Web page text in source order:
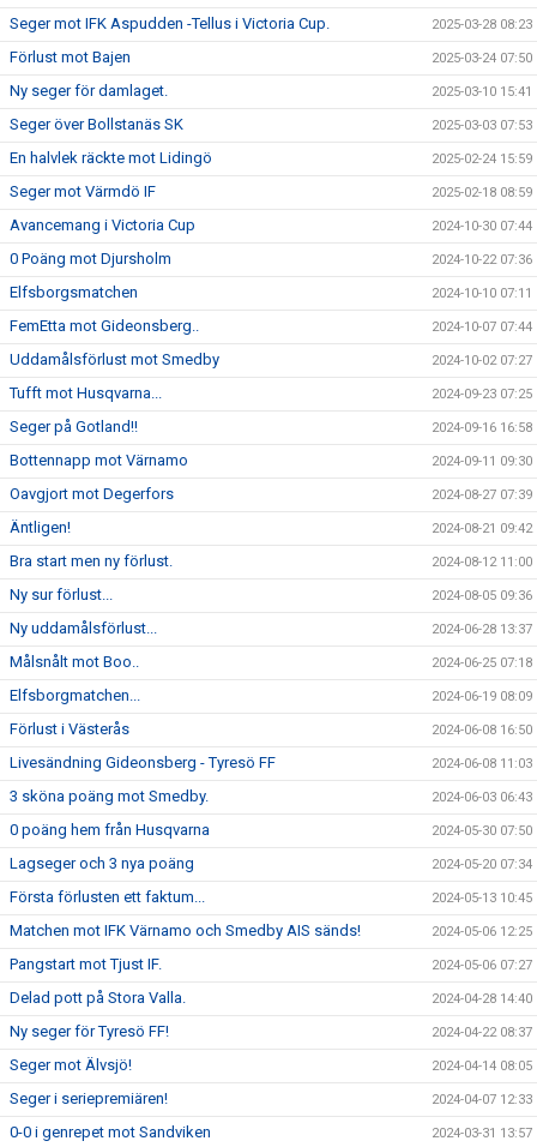
Seger mot IFK Aspudden -Tellus i Victoria Cup. 2025-03-28 08:23
Förlust mot Bajen 2025-03-24 07:50
Ny seger för damlaget. 2025-03-10 15:41
Seger över Bollstanäs SK 2025-03-03 07:53
En halvlek räckte mot Lidingö 2025-02-24 15:59
Seger mot Värmdö IF 2025-02-18 08:59
Avancemang i Victoria Cup 2024-10-30 07:44
0 Poäng mot Djursholm 2024-10-22 07:36
Elfsborgsmatchen 2024-10-10 07:11
FemEtta mot Gideonsberg.. 2024-10-07 07:44
Uddamålsförlust mot Smedby 2024-10-02 07:27
Tufft mot Husqvarna... 2024-09-23 07:25
Seger på Gotland!! 2024-09-16 16:58
Bottennapp mot Värnamo 2024-09-11 09:30
Oavgjort mot Degerfors 2024-08-27 07:39
Äntligen! 2024-08-21 09:42
Bra start men ny förlust. 2024-08-12 11:00
Ny sur förlust... 2024-08-05 09:36
Ny uddamålsförlust... 2024-06-28 13:37
Målsnålt mot Boo.. 2024-06-25 07:18
Elfsborgmatchen... 2024-06-19 08:09
Förlust i Västerås 2024-06-08 16:50
Livesändning Gideonsberg - Tyresö FF 2024-06-08 11:03
3 sköna poäng mot Smedby. 2024-06-03 06:43
0 poäng hem från Husqvarna 2024-05-30 07:50
Lagseger och 3 nya poäng 2024-05-20 07:34
Första förlusten ett faktum... 2024-05-13 10:45
Matchen mot IFK Värnamo och Smedby AIS sänds! 2024-05-06 12:25
Pangstart mot Tjust IF. 2024-05-06 07:27
Delad pott på Stora Valla. 2024-04-28 14:40
Ny seger för Tyresö FF! 2024-04-22 08:37
Seger mot Älvsjö! 2024-04-14 08:05
Seger i seriepremiären! 2024-04-07 12:33
0-0 i genrepet mot Sandviken 2024-03-31 13:57